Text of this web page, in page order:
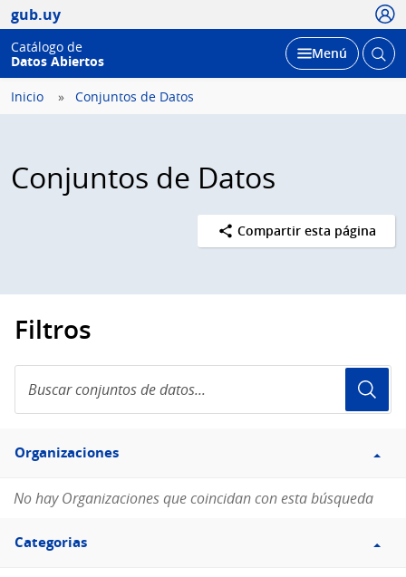
gub.uy
Catálogo de
Datos Abiertos
Desplegar
Menú Abrir
Inicio Conjuntos de Datos
Conjuntos de Datos
Compartir esta página
Filtros
conjuntos
de
Filtro
Organizaciones
Organizaciones
No hay Organizaciones que coincidan con esta búsqueda
Filtro
Categorias
Categorias